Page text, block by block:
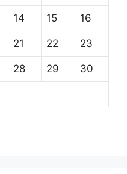
14 15 16
21 22 23
28 29 30